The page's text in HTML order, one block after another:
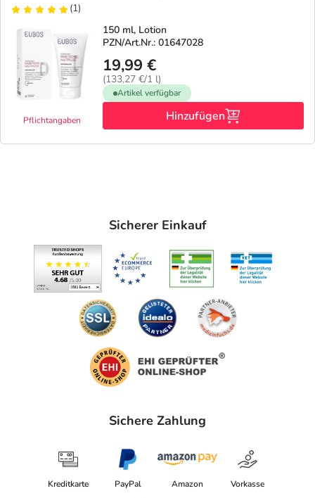
(1)
Pflichtangaben
150 ml, Lotion
PZN/Art.Nr.: 01647028
19,99 €
(133,27 €/1 l)
Artikel verfügbar
Hinzufügen
Sicherer Einkauf
Sichere Zahlung
Kreditkarte PayPal Amazon Vorkasse